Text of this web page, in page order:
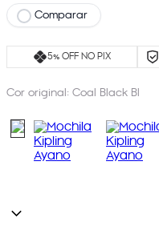
Comparar
5% OFF NO PIX
Cor original: Coal Black Bl